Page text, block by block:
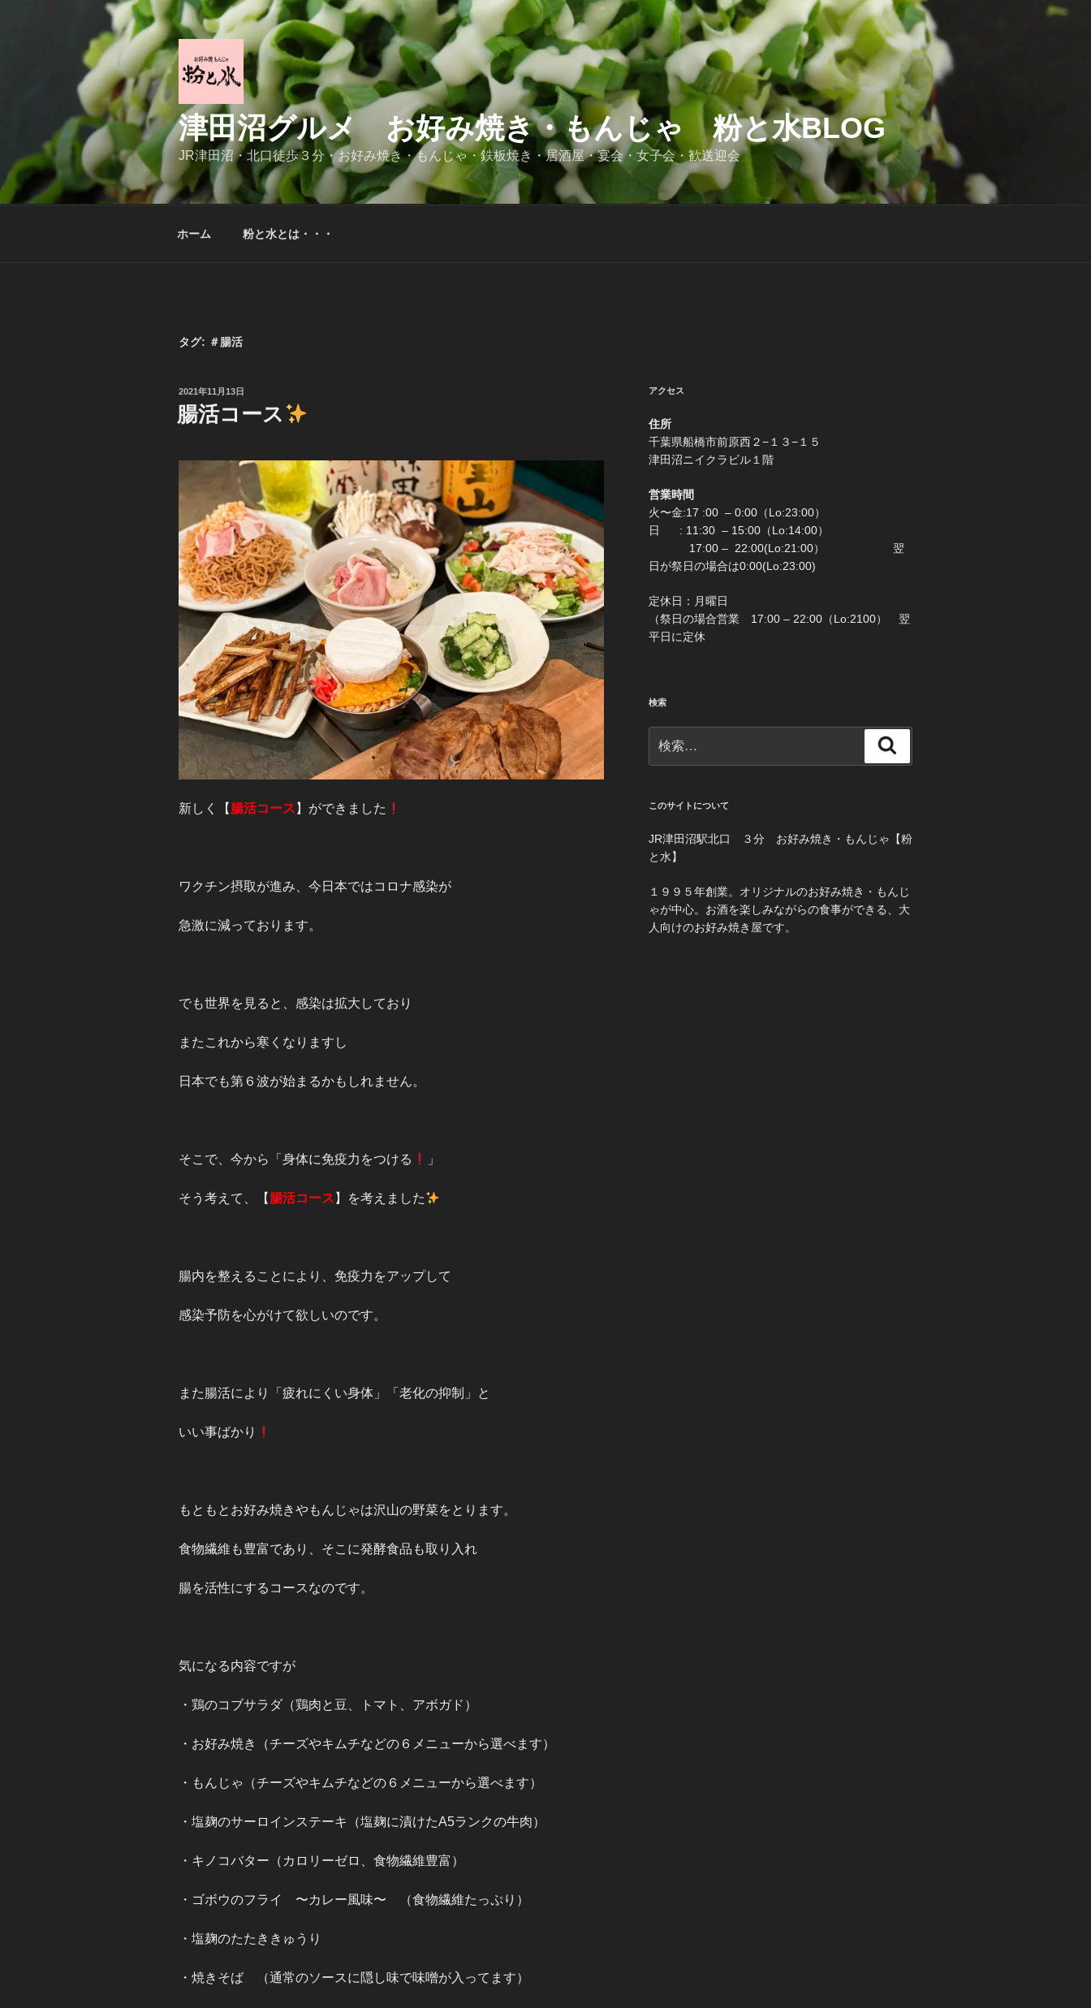
プ
津田沼グルメ お好み焼き・もんじゃ 粉と水BLOG
JR津田沼・北口徒歩３分・お好み焼き・もんじゃ・鉄板焼き・居酒屋・宴会・女子会・歓送迎会
ホーム 粉と水とは・・・
タグ: ＃腸活
投
稿
日:
2021年11月13日
腸活コース
新しく【 腸活コース 】ができました
ワクチン摂取が進み、今日本ではコロナ感染が
急激に減っております。
でも世界を見ると、感染は拡大しており
またこれから寒くなりますし
日本でも第６波が始まるかもしれません。
そこで、今から「身体に免疫力をつける 」
そう考えて、【 腸活コース 】を考えました
腸内を整えることにより、免疫力をアップして
感染予防を心がけて欲しいのです。
また腸活により「疲れにくい身体」「老化の抑制」と
いい事ばかり
もともとお好み焼きやもんじゃは沢山の野菜をとります。
食物繊維も豊富であり、そこに発酵食品も取り入れ
腸を活性にするコースなのです。
気になる内容ですが
・鶏のコブサラダ（鶏肉と豆、トマト、アボガド）
・お好み焼き（チーズやキムチなどの６メニューから選べます）
・もんじゃ（チーズやキムチなどの６メニューから選べます）
・塩麹のサーロインステーキ（塩麹に漬けたA5ランクの牛肉）
・キノコバター（カロリーゼロ、食物繊維豊富）
・ゴボウのフライ 〜カレー風味〜 （食物繊維たっぷり）
・塩麹のたたききゅうり
・焼きそば （通常のソースに隠し味で味噌が入ってます）
アクセス
住所
千葉県船橋市前原西２−１３−１５
津田沼ニイクラビル１階
営業時間
火〜金:17 :00 – 0:00（Lo:23:00）
日 : 11:30 – 15:00（Lo:14:00）
17:00 – 22:00(Lo:21:00） 翌
日が祭日の場合は0:00(Lo:23:00)
定休日：月曜日
（祭日の場合営業 17:00 – 22:00（Lo:2100） 翌
平日に定休
検索
索:
索
このサイトについて
JR津田沼駅北口 ３分 お好み焼き・もんじゃ【粉
と水】
１９９５年創業。オリジナルのお好み焼き・もんじ
ゃが中心。お酒を楽しみながらの食事ができる、大
人向けのお好み焼き屋です。